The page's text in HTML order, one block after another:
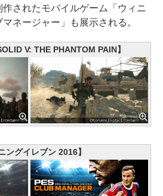
されたモバイルゲーム「ウィニ
ネージャー」も展示される。
V: THE PHANTOM PAIN】
ングイレブン 2016】